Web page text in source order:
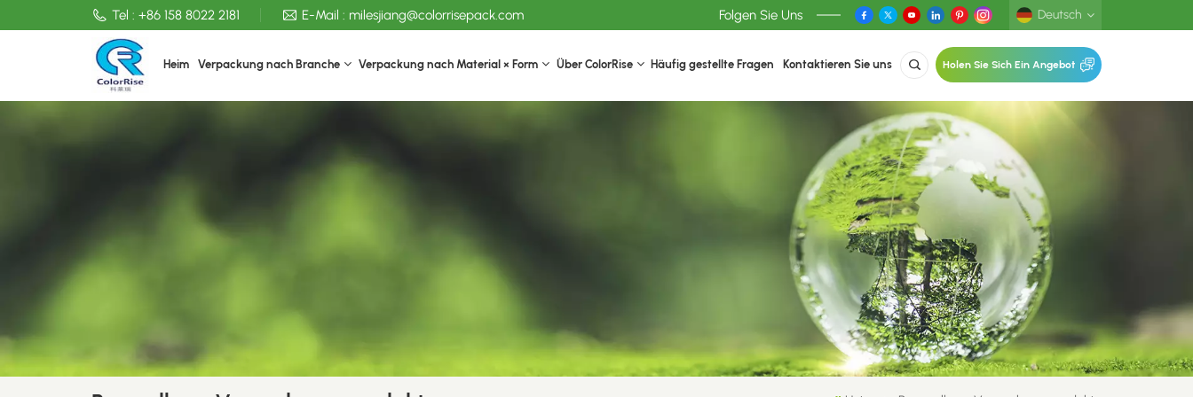
Tel : +86 158 8022 2181 E-Mail : milesjiang@colorrisepack.com Folgen Sie Uns Deutsch
Deutsch
Heim Verpackung nach Branche Verpackung nach Material × Form Über ColorRise Häufig gestellte Fragen Kontaktieren Sie uns Holen Sie Sich Ein Angebot